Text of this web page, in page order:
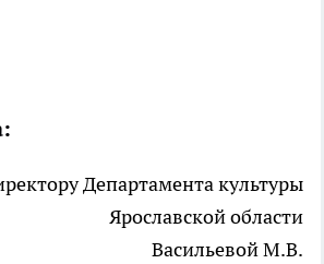
Департамента культуры
Ярославской области
М.В.